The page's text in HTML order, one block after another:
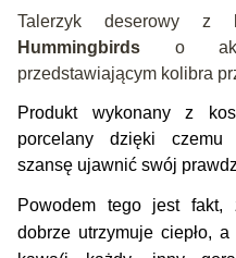
Talerzyk deserowy z
Hummingbirds o
przedstawiającym kolibra
Produkt wykonany z
porcelany dzięki czemu
szansę ujawnić swój
Powodem tego jest fakt,
dobrze utrzymuje ciepło,